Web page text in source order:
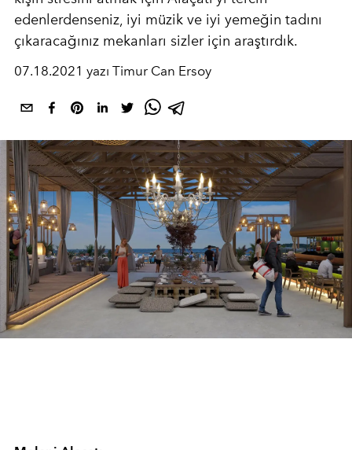
edenlerdenseniz, iyi müzik ve iyi yemeğin tadını
çıkaracağınız mekanları sizler için araştırdık.
07.18.2021 yazı Timur Can Ersoy